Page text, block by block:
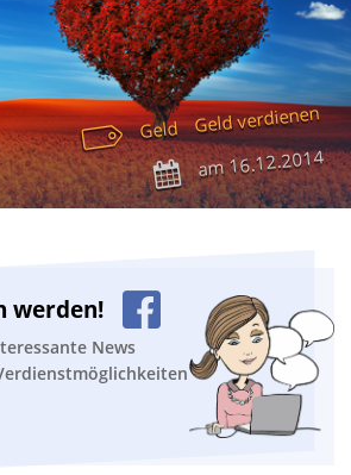
Geld Geld verdienen
am16.12.2014
werden!
News